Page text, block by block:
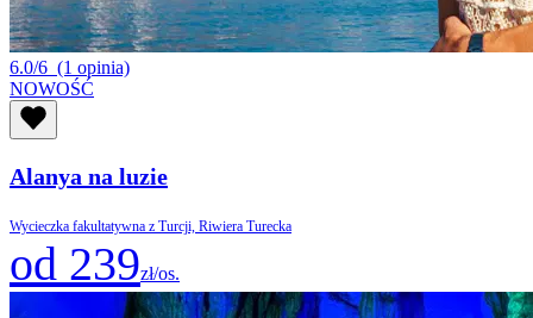
6.0/6 (1 opinia)
NOWOŚĆ
Alanya na luzie
Wycieczka fakultatywna z Turcji, Riwiera Turecka
od 239zł/os.